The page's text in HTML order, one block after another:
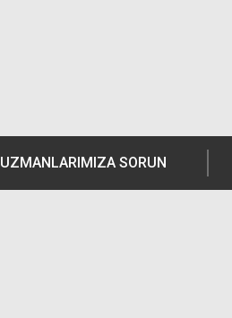
UZMANLARIMIZA SORUN